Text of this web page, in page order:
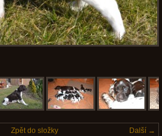
Další →
Zpět do složky